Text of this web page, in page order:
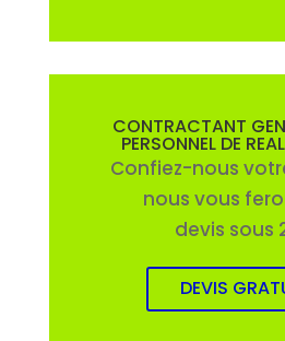
CONTRACTANT
PERSONNEL DE
Confiez-nous
nous vous
devis sous
DEVIS